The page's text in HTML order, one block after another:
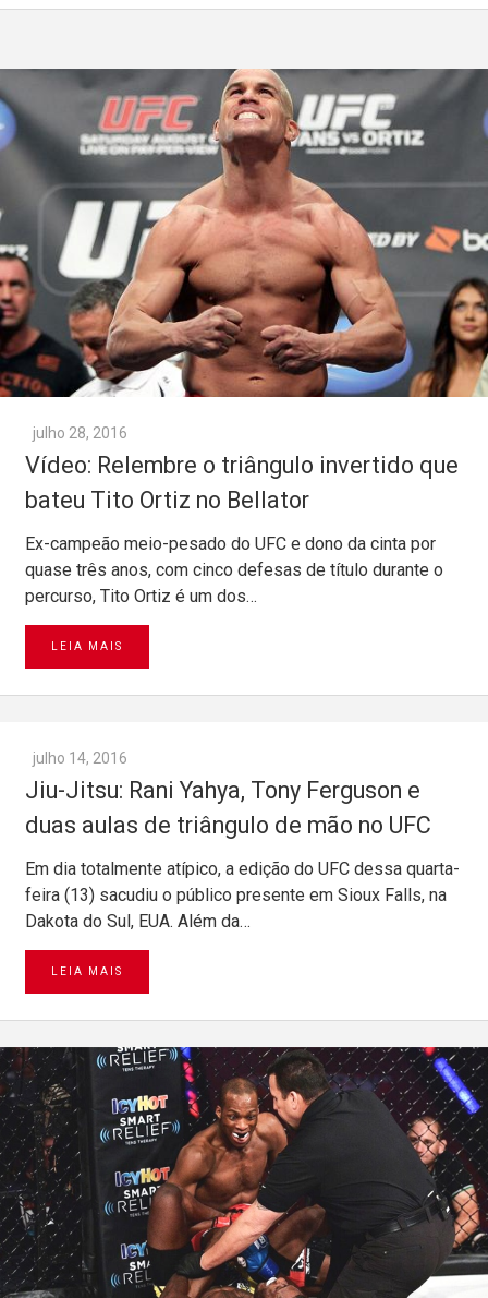
julho 28, 2016
Vídeo: Relembre o triângulo invertido que
bateu Tito Ortiz no Bellator
Ex-campeão meio-pesado do UFC e dono da cinta por
quase três anos, com cinco defesas de título durante o
percurso, Tito Ortiz é um dos…
LEIA MAIS
julho 14, 2016
Jiu-Jitsu: Rani Yahya, Tony Ferguson e
duas aulas de triângulo de mão no UFC
Em dia totalmente atípico, a edição do UFC dessa quarta-
feira (13) sacudiu o público presente em Sioux Falls, na
Dakota do Sul, EUA. Além da…
LEIA MAIS